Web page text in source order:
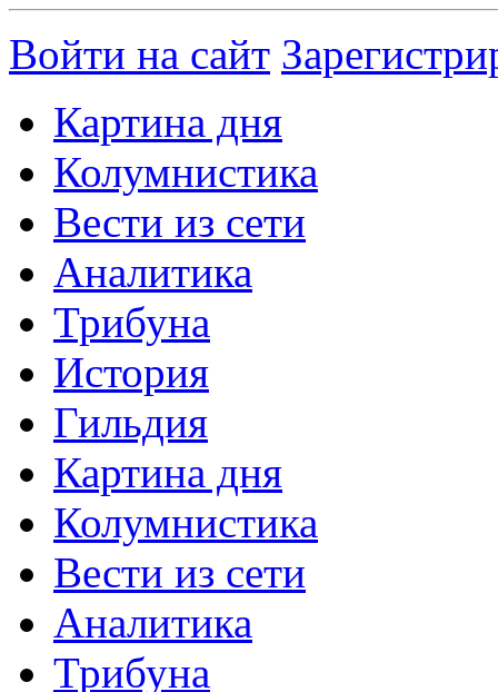
Войти на сайт
Картина дня
Колумнистика
Вести из сети
Аналитика
Трибуна
История
Гильдия
Картина дня
Колумнистика
Вести из сети
Аналитика
Трибуна